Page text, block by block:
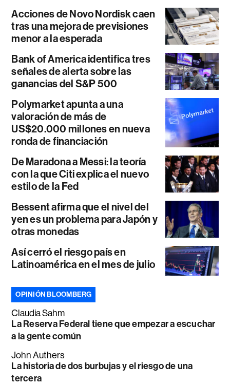
Acciones de Novo Nordisk caen
tras una mejora de previsiones
menor a la esperada
Bank of America identifica tres
señales de alerta sobre las
ganancias del S&P 500
Polymarket apunta a una
valoración de más de
US$20.000 millones en nueva
ronda de financiación
De Maradona a Messi: la teoría
con la que Citi explica el nuevo
estilo de la Fed
Bessent afirma que el nivel del
yen es un problema para Japón y
otras monedas
Así cerró el riesgo país en
Latinoamérica en el mes de julio
OPINIÓN BLOOMBERG
Claudia Sahm
La Reserva Federal tiene que empezar a escuchar
a la gente común
John Authers
La historia de dos burbujas y el riesgo de una
tercera